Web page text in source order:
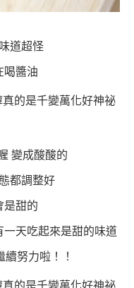
道超怪
喝醬油
變成酸酸的
都調整好
是甜的
天吃起來是甜的味道
努力啦！！